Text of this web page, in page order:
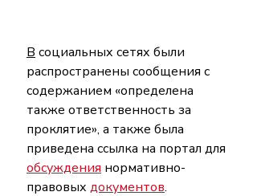
В социальных сетях были
распространены сообщения с
содержанием «определена
также ответственность за
проклятие», а также была
приведена ссылка на портал для
обсуждения нормативно-
правовых документов.